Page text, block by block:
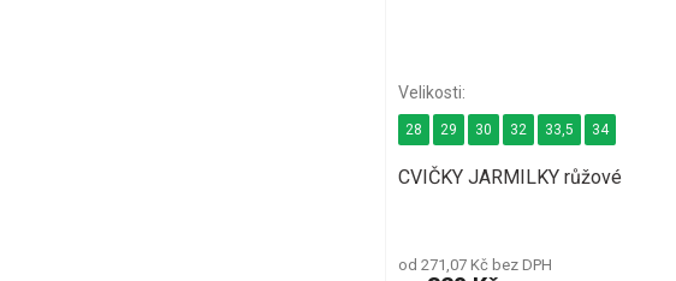
CVIČKY JARMILKY růžové
od 271,07 Kč bez DPH
28 29 30 32 33,5 34